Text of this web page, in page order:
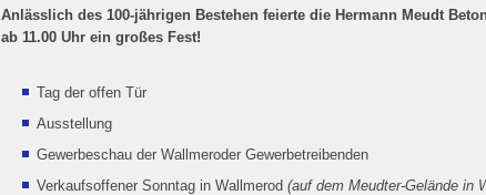
Anlässlich des 100-jährigen Bestehen feierte die Hermann Meudt
ab 11.00 Uhr ein großes Fest!
Tag der offen Tür
Ausstellung
Gewerbeschau der Wallmeroder Gewerbetreibenden
Verkaufsoffener Sonntag in Wallmerod (auf dem Meudter-Gelände in